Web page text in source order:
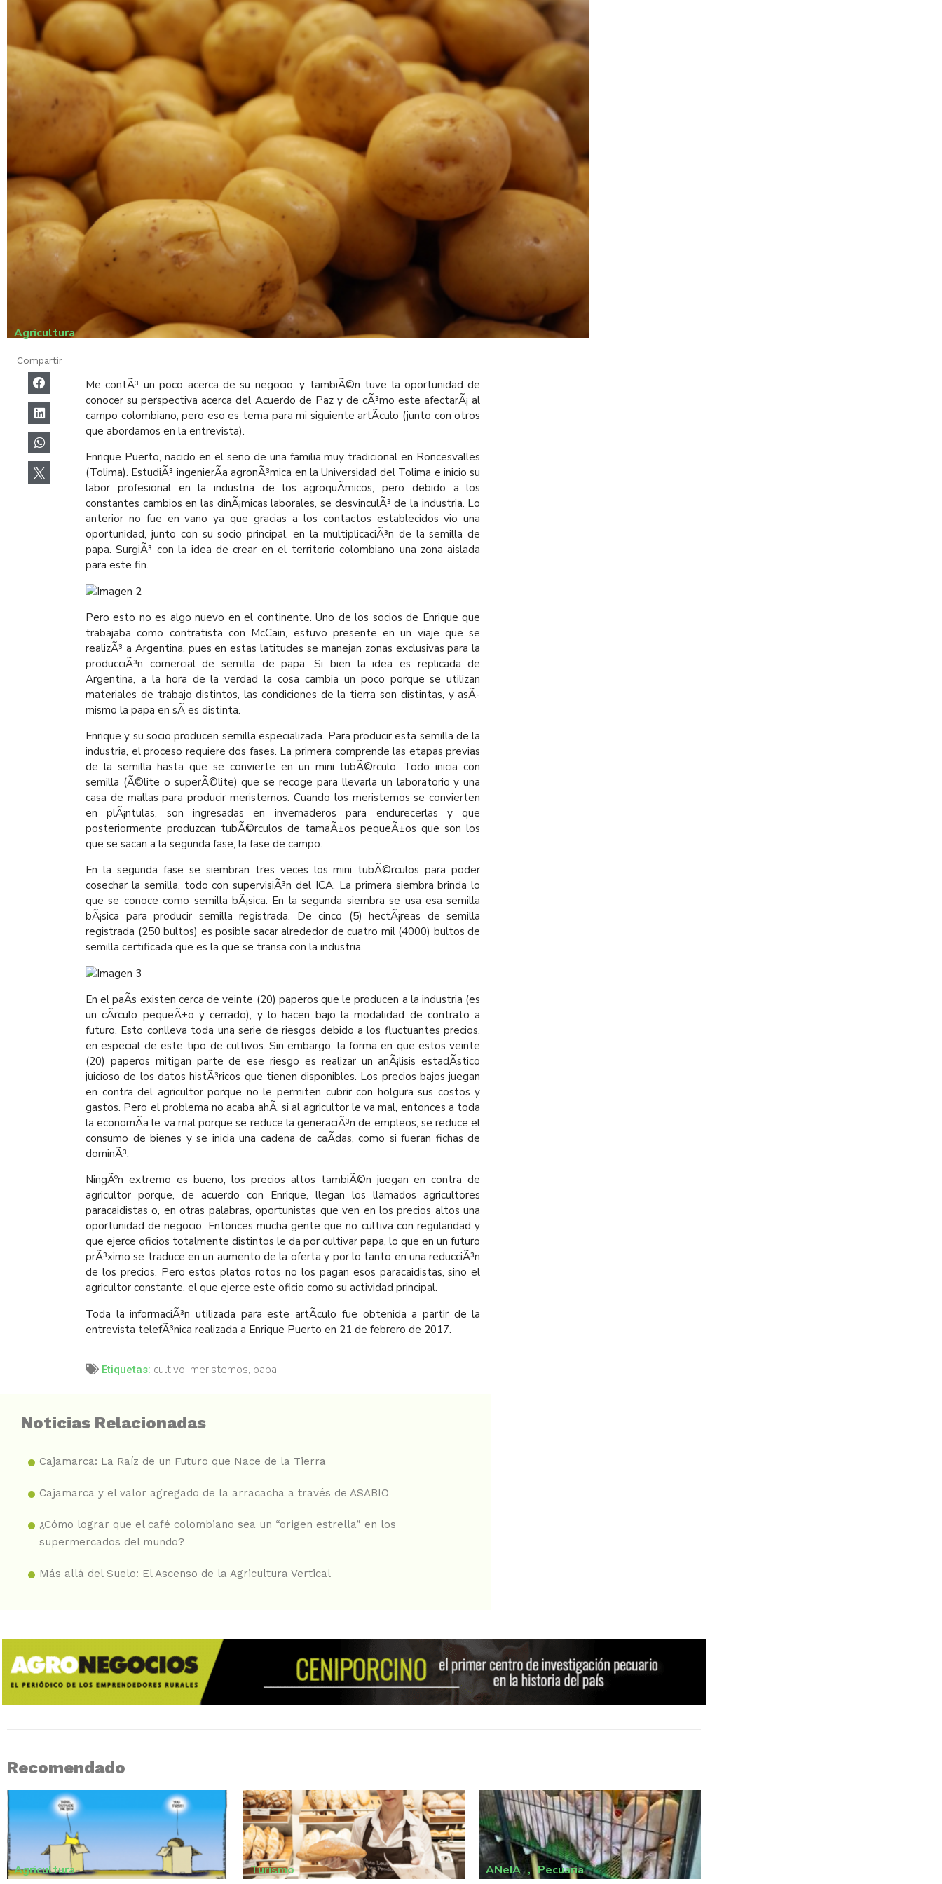
Agricultura
Compartir
Me contÃ³ un poco acerca de su negocio, y tambiÃ©n tuve la oportunidad de
conocer su perspectiva acerca del Acuerdo de Paz y de cÃ³mo este afectarÃ¡ al
campo colombiano, pero eso es tema para mi siguiente artÃ­culo (junto con otros
que abordamos en la entrevista).
Enrique Puerto, nacido en el seno de una familia muy tradicional en Roncesvalles
(Tolima). EstudiÃ³ ingenierÃ­a agronÃ³mica en la Universidad del Tolima e inicio su
labor profesional en la industria de los agroquÃ­micos, pero debido a los
constantes cambios en las dinÃ¡micas laborales, se desvinculÃ³ de la industria. Lo
anterior no fue en vano ya que gracias a los contactos establecidos vio una
oportunidad, junto con su socio principal, en la multiplicaciÃ³n de la semilla de
papa. SurgiÃ³ con la idea de crear en el territorio colombiano una zona aislada
para este fin.
Pero esto no es algo nuevo en el continente. Uno de los socios de Enrique que
trabajaba como contratista con McCain, estuvo presente en un viaje que se
realizÃ³ a Argentina, pues en estas latitudes se manejan zonas exclusivas para la
producciÃ³n comercial de semilla de papa. Si bien la idea es replicada de
Argentina, a la hora de la verdad la cosa cambia un poco porque se utilizan
materiales de trabajo distintos, las condiciones de la tierra son distintas, y asÃ­
mismo la papa en sÃ­ es distinta.
Enrique y su socio producen semilla especializada. Para producir esta semilla de la
industria, el proceso requiere dos fases. La primera comprende las etapas previas
de la semilla hasta que se convierte en un mini tubÃ©rculo. Todo inicia con
semilla (Ã©lite o superÃ©lite) que se recoge para llevarla un laboratorio y una
casa de mallas para producir meristemos. Cuando los meristemos se convierten
en plÃ¡ntulas, son ingresadas en invernaderos para endurecerlas y que
posteriormente produzcan tubÃ©rculos de tamaÃ±os pequeÃ±os que son los
que se sacan a la segunda fase, la fase de campo.
En la segunda fase se siembran tres veces los mini tubÃ©rculos para poder
cosechar la semilla, todo con supervisiÃ³n del ICA. La primera siembra brinda lo
que se conoce como semilla bÃ¡sica. En la segunda siembra se usa esa semilla
bÃ¡sica para producir semilla registrada. De cinco (5) hectÃ¡reas de semilla
registrada (250 bultos) es posible sacar alrededor de cuatro mil (4000) bultos de
semilla certificada que es la que se transa con la industria.
En el paÃ­s existen cerca de veinte (20) paperos que le producen a la industria (es
un cÃ­rculo pequeÃ±o y cerrado), y lo hacen bajo la modalidad de contrato a
futuro. Esto conlleva toda una serie de riesgos debido a los fluctuantes precios,
en especial de este tipo de cultivos. Sin embargo, la forma en que estos veinte
(20) paperos mitigan parte de ese riesgo es realizar un anÃ¡lisis estadÃ­stico
juicioso de los datos histÃ³ricos que tienen disponibles. Los precios bajos juegan
en contra del agricultor porque no le permiten cubrir con holgura sus costos y
gastos. Pero el problema no acaba ahÃ­, si al agricultor le va mal, entonces a toda
la economÃ­a le va mal porque se reduce la generaciÃ³n de empleos, se reduce el
consumo de bienes y se inicia una cadena de caÃ­das, como si fueran fichas de
dominÃ³.
NingÃºn extremo es bueno, los precios altos tambiÃ©n juegan en contra de
agricultor porque, de acuerdo con Enrique, llegan los llamados agricultores
paracaidistas o, en otras palabras, oportunistas que ven en los precios altos una
oportunidad de negocio. Entonces mucha gente que no cultiva con regularidad y
que ejerce oficios totalmente distintos le da por cultivar papa, lo que en un futuro
prÃ³ximo se traduce en un aumento de la oferta y por lo tanto en una reducciÃ³n
de los precios. Pero estos platos rotos no los pagan esos paracaidistas, sino el
agricultor constante, el que ejerce este oficio como su actividad principal.
Toda la informaciÃ³n utilizada para este artÃ­culo fue obtenida a partir de la
entrevista telefÃ³nica realizada a Enrique Puerto en 21 de febrero de 2017.
Etiquetas: cultivo, meristemos, papa
Noticias Relacionadas
Cajamarca: La Raíz de un Futuro que Nace de la Tierra
Cajamarca y el valor agregado de la arracacha a través de ASABIO
¿Cómo lograr que el café colombiano sea un “origen estrella” en los
supermercados del mundo?
Más allá del Suelo: El Ascenso de la Agricultura Vertical
Recomendado
Agricultura Turismo ANeIA , Pecuaria